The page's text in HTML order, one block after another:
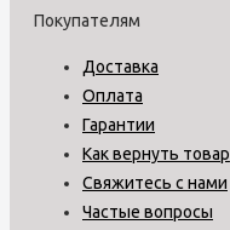
Покупателям
Доставка
Оплата
Гарантии
Как вернуть товар
Свяжитесь с нами
Частые вопросы